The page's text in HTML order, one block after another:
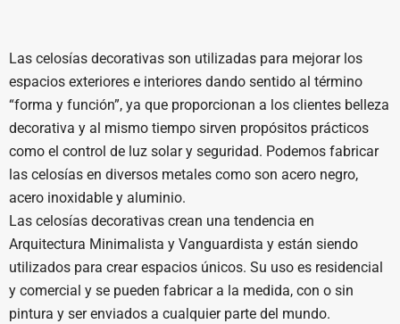
Las celosías decorativas son utilizadas para mejorar los
espacios exteriores e interiores dando sentido al término
“forma y función”, ya que proporcionan a los clientes belleza
decorativa y al mismo tiempo sirven propósitos prácticos
como el control de luz solar y seguridad. Podemos fabricar
las celosías en diversos metales como son acero negro,
acero inoxidable y aluminio.
Las celosías decorativas crean una tendencia en
Arquitectura Minimalista y Vanguardista y están siendo
utilizados para crear espacios únicos. Su uso es residencial
y comercial y se pueden fabricar a la medida, con o sin
pintura y ser enviados a cualquier parte del mundo.